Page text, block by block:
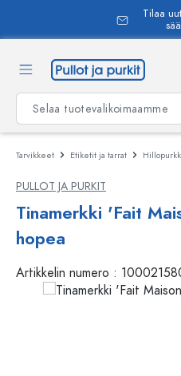
Tilaa
Tarvikkeet Etiketit ja tarrat
PULLOT JA PURKIT
Tinamerkki 'Fait
hopea
Artikkelin numero :